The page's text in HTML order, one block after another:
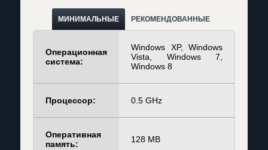
МИНИМАЛЬНЫЕ РЕКОМЕНДОВАННЫЕ
Операционная
система:
Windows XP, Windows
Vista, Windows 7,
Windows 8
Процессор: 0.5 GHz
Оперативная
память:
128 MB